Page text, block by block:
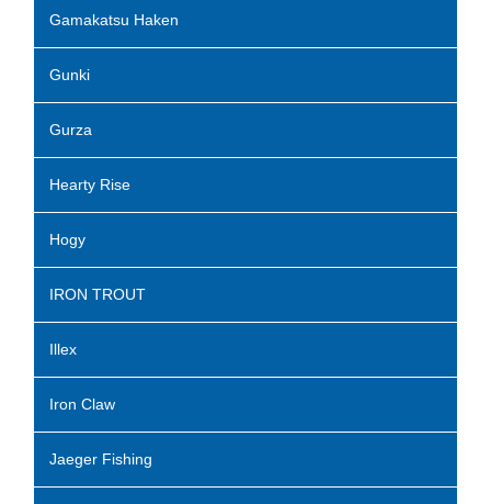
Gamakatsu Haken
Gunki
Gurza
Hearty Rise
Hogy
IRON TROUT
Illex
Iron Claw
Jaeger Fishing